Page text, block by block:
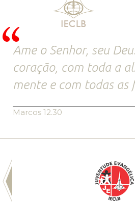
Ame o Senhor, seu
coração, com toda a
mente e com todas as
Marcos 12.30